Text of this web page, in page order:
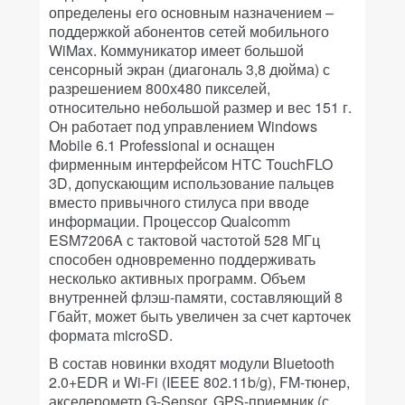
определены его основным назначением –
поддержкой абонентов сетей мобильного
WiMax. Коммуникатор имеет большой
сенсорный экран (диагональ 3,8 дюйма) с
разрешением 800х480 пикселей,
относительно небольшой размер и вес 151 г.
Он работает под управлением Windows
Mobile 6.1 Professional и оснащен
фирменным интерфейсом НТС TouchFLO
3D, допускающим использование пальцев
вместо привычного стилуса при вводе
информации. Процессор Qualcomm
ESM7206A с тактовой частотой 528 МГц
способен одновременно поддерживать
несколько активных программ. Объем
внутренней флэш-памяти, составляющий 8
Гбайт, может быть увеличен за счет карточек
формата microSD.
В состав новинки входят модули Bluetooth
2.0+EDR и Wi-Fi (IEEE 802.11b/g), FM-тюнер,